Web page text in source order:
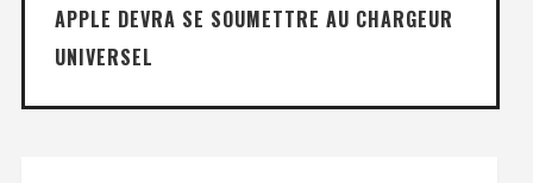
APPLE DEVRA SE SOUMETTRE AU CHARGEUR
UNIVERSEL